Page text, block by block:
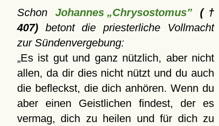
Schon Johannes „Chrysostomus”(†
407)betont die priesterliche Vollmacht
zur Sündenvergebung:
Es ist gut und ganz nützlich, aber nicht
allen, da dir dies nicht nützt und du auch
die befleckst, die dich anhören. Wenn du
aber einen Geistlichen findest, der es
vermag, dich zu heilen und für dich zu